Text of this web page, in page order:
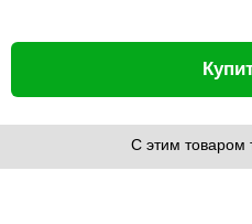
С этим товаром